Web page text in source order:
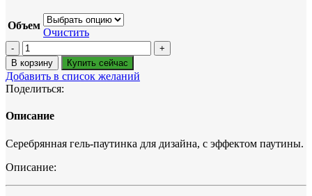
Объем
Очистить
Количество
товара
SVITOLART,
ГЕЛЬ-
КРАСКА
SILVER,
В корзину Купить сейчас
Добавить в список желаний
Поделиться:
Описание
Серебрянная гель-паутинка для дизайна, с эффектом паутины.
Описание: